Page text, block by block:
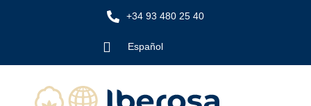
+34 93 480 25 40
Español